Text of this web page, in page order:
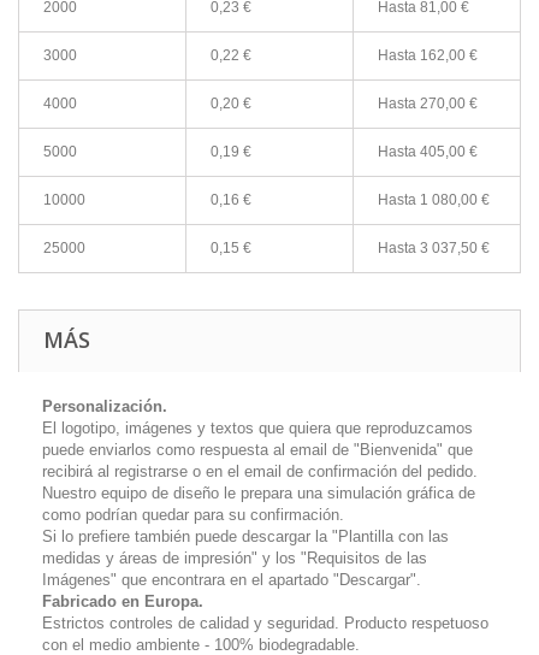
2000 0,23 € Hasta 81,00 €
3000 0,22 € Hasta 162,00 €
4000 0,20 € Hasta 270,00 €
5000 0,19 € Hasta 405,00 €
10000 0,16 € Hasta 1 080,00 €
25000 0,15 € Hasta 3 037,50 €
MÁS
Personalización.
El logotipo, imágenes y textos que quiera que reproduzcamos
puede enviarlos como respuesta al email de "Bienvenida" que
recibirá al registrarse o en el email de confirmación del pedido.
Nuestro equipo de diseño le prepara una simulación gráfica de
como podrían quedar para su confirmación.
Si lo prefiere también puede descargar la "Plantilla con las
medidas y áreas de impresión" y los "Requisitos de las
Imágenes" que encontrara en el apartado "Descargar".
Fabricado en Europa.
Estrictos controles de calidad y seguridad. Producto respetuoso
con el medio ambiente - 100% biodegradable.